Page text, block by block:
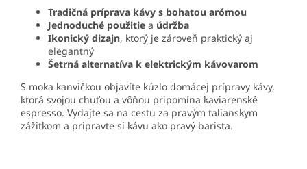
Tradičná príprava kávy s bohatou arómou
Jednoduché použitie a údržba
Ikonický dizajn, ktorý je zároveň praktický aj
elegantný
Šetrná alternatíva k elektrickým kávovarom
S moka kanvičkou objavíte kúzlo domácej prípravy kávy,
ktorá svojou chuťou a vôňou pripomína kaviarenské
espresso. Vydajte sa na cestu za pravým talianskym
zážitkom a pripravte si kávu ako pravý barista.